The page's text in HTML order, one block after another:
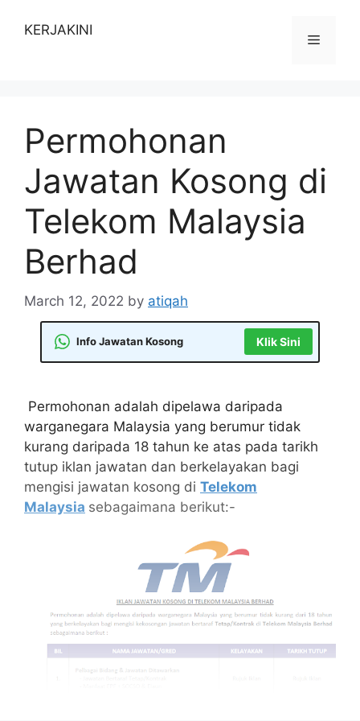
KERJAKINI
Menu
Permohonan
Jawatan Kosong di
Telekom Malaysia
Berhad
March 12, 2022 by atiqah
Info Jawatan Kosong Klik Sini
Permohonan adalah dipelawa daripada
warganegara Malaysia yang berumur tidak
kurang daripada 18 tahun ke atas pada tarikh
tutup iklan jawatan dan berkelayakan bagi
mengisi jawatan kosong di Telekom
Malaysia sebagaimana berikut:-